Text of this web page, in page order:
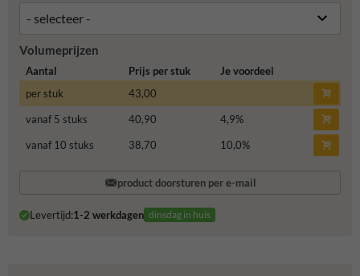
Volumeprijzen
Aantal Prijs per stuk
Je voordeel
per stuk
43,00
vanaf 5 stuks
40,90 4,9%
vanaf 10 stuks
38,70 10,0%
product doorsturen per e-mail
Levertijd:1-2 werkdagen dinsdag in huis